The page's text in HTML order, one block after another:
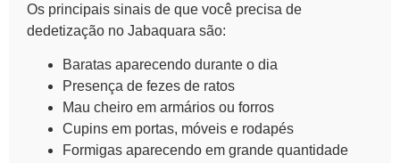
Os principais sinais de que você precisa de
dedetização no Jabaquara são:
Baratas aparecendo durante o dia
Presença de fezes de ratos
Mau cheiro em armários ou forros
Cupins em portas, móveis e rodapés
Formigas aparecendo em grande quantidade